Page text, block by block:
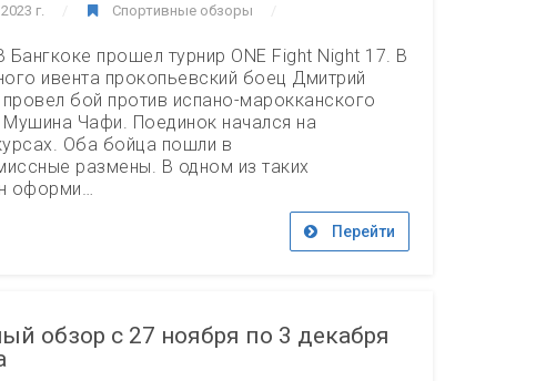
г. Спортивные обзоры
прошел турнир ONE Fight Night 17. В
ивента прокопьевский боец Дмитрий
бой против испано-марокканского
Мушина Чафи. Поединок начался на
Оба бойца пошли в
размены. В одном из таких
оформи…
Перейти
обзор с 27 ноября по 3 декабря